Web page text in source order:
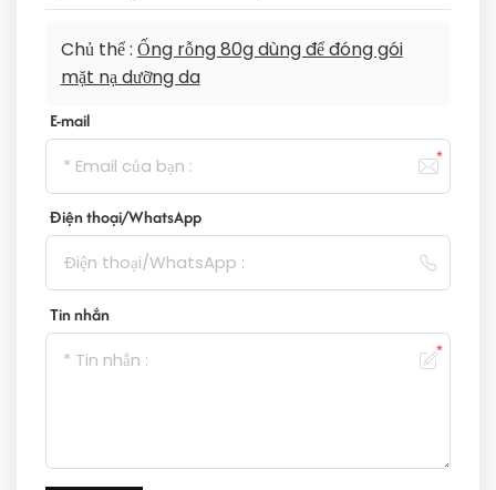
Chủ thể : Ống rỗng 80g dùng để đóng gói
mặt nạ dưỡng da
E-mail
Điện thoại/WhatsApp
Tin nhắn